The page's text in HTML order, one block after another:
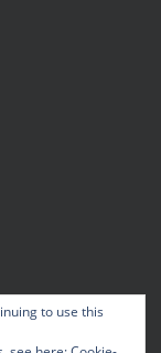
to use this